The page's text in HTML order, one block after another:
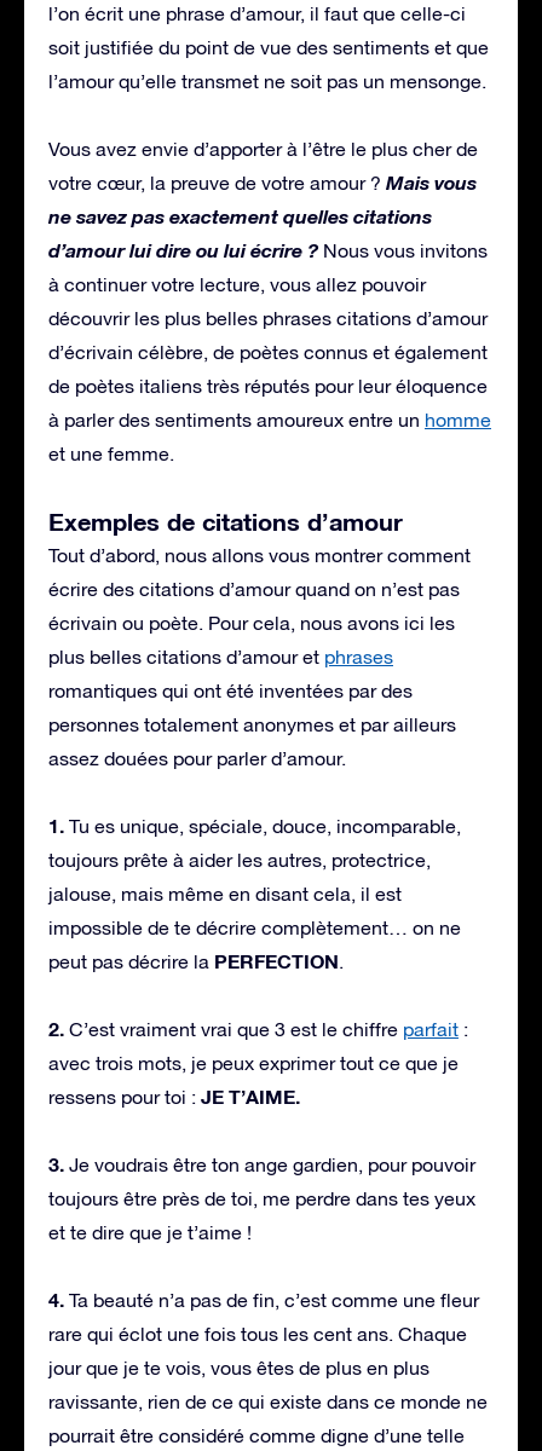
l’on écrit une phrase d’amour, il faut que celle-ci
soit justifiée du point de vue des sentiments et que
l’amour qu’elle transmet ne soit pas un mensonge.
Vous avez envie d’apporter à l’être le plus cher de
votre cœur, la preuve de votre amour ? Mais vous
ne savez pas exactement quelles citations
d’amour lui dire ou lui écrire ? Nous vous invitons
à continuer votre lecture, vous allez pouvoir
découvrir les plus belles phrases citations d’amour
d’écrivain célèbre, de poètes connus et également
de poètes italiens très réputés pour leur éloquence
à parler des sentiments amoureux entre un homme
et une femme.
Exemples de citations d’amour
Tout d’abord, nous allons vous montrer comment
écrire des citations d’amour quand on n’est pas
écrivain ou poète. Pour cela, nous avons ici les
plus belles citations d’amour et phrases
romantiques qui ont été inventées par des
personnes totalement anonymes et par ailleurs
assez douées pour parler d’amour.
1. Tu es unique, spéciale, douce, incomparable,
toujours prête à aider les autres, protectrice,
jalouse, mais même en disant cela, il est
impossible de te décrire complètement… on ne
peut pas décrire la PERFECTION.
2. C’est vraiment vrai que 3 est le chiffre parfait :
avec trois mots, je peux exprimer tout ce que je
ressens pour toi : JE T’AIME.
3. Je voudrais être ton ange gardien, pour pouvoir
toujours être près de toi, me perdre dans tes yeux
et te dire que je t’aime !
4. Ta beauté n’a pas de fin, c’est comme une fleur
rare qui éclot une fois tous les cent ans. Chaque
jour que je te vois, vous êtes de plus en plus
ravissante, rien de ce qui existe dans ce monde ne
pourrait être considéré comme digne d’une telle